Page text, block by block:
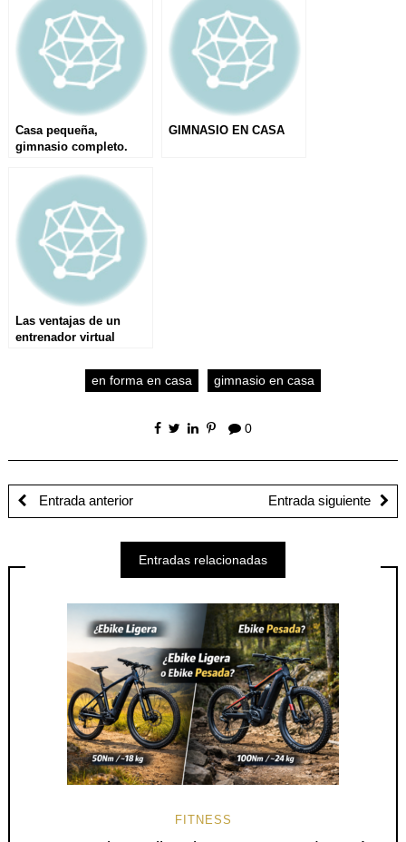
Casa pequeña,
gimnasio completo.
GIMNASIO EN CASA
Las ventajas de un
entrenador virtual
en forma en casa gimnasio en casa
0
Entrada anterior Entrada siguiente
Entradas relacionadas
FITNESS